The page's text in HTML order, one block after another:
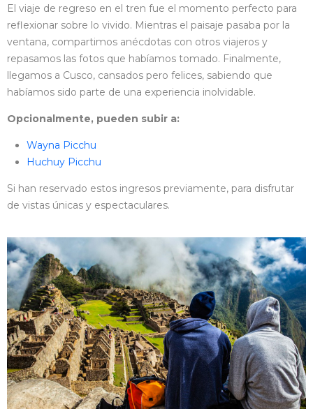
El viaje de regreso en el tren fue el momento perfecto para
reflexionar sobre lo vivido. Mientras el paisaje pasaba por la
ventana, compartimos anécdotas con otros viajeros y
repasamos las fotos que habíamos tomado. Finalmente,
llegamos a Cusco, cansados pero felices, sabiendo que
habíamos sido parte de una experiencia inolvidable.
Opcionalmente, pueden subir a:
Wayna Picchu
Huchuy Picchu
Si han reservado estos ingresos previamente, para disfrutar
de vistas únicas y espectaculares.